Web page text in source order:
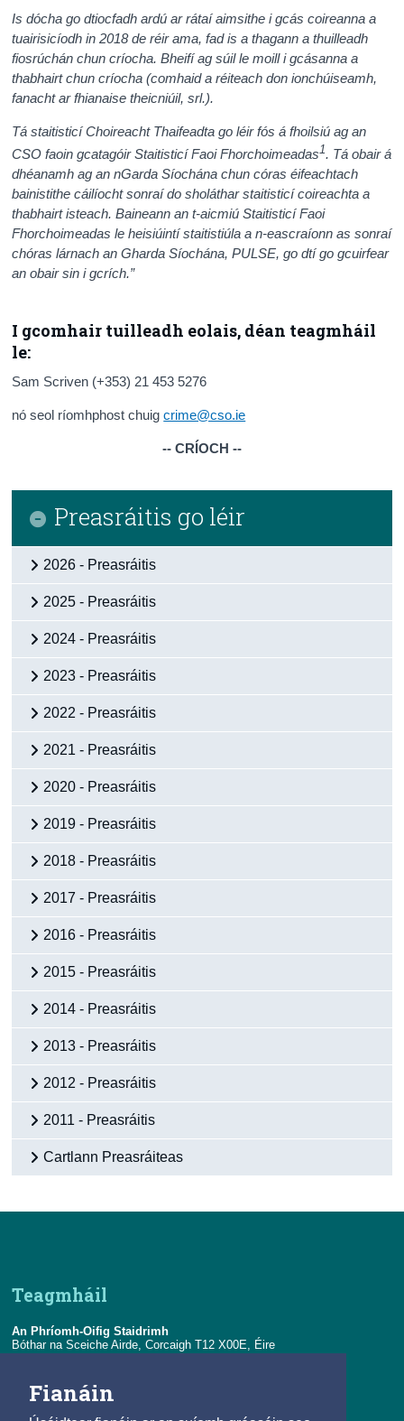
Fianáin
Is dócha go dtiocfadh ardú ar rátaí aimsithe i gcás coireanna a
tuairisicíodh in 2018 de réir ama, fad is a thagann a thuilleadh
fiosrúchán chun críocha. Bheifí ag súil le moill i gcásanna a
thabhairt chun críocha (comhaid a réiteach don ionchúiseamh,
fanacht ar fhianaise theicniúil, srl.).
Tá staitisticí Choireacht Thaifeadta go léir fós á fhoilsiú ag an
CSO faoin gcatagóir Staitisticí Faoi Fhorchoimeadas1. Tá obair á
dhéanamh ag an nGarda Síochánachun córas éifeachtach
bainistithe cáilíocht sonraí do sholáthar staitisticí coireachta a
thabhairt isteach. Baineann an t-aicmiú Staitisticí Faoi
Fhorchoimeadas le heisiúintí staitistiúla a n-eascraíonn as sonraí
chóras lárnach an Gharda Síochána, PULSE, go dtí go gcuirfear
an obair sin i gcrích.”
I gcomhair tuilleadh eolais, déan teagmháil
le:
Sam Scriven (+353) 21 453 5276
nó seol ríomhphost chuigcrime@cso.ie
-- CRÍOCH --
Preasráitis go léir
2026 - Preasráitis
2025 - Preasráitis
2024 - Preasráitis
2023 - Preasráitis
2022 - Preasráitis
2021 - Preasráitis
2020 - Preasráitis
2019 - Preasráitis
2018 - Preasráitis
2017 - Preasráitis
2016 - Preasráitis
2015 - Preasráitis
2014 - Preasráitis
2013 - Preasráitis
2012 - Preasráitis
2011 - Preasráitis
Cartlann Preasráiteas
Teagmháil
An Phríomh-Oifig Staidrimh
Bóthar na Sceiche Airde, Corcaigh T12 X00E, Éire
R-phost:
eolas@cso.ie